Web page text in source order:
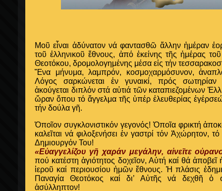
Μοῦ εἶναι ἀδύνατον νά φαντασθῶ ἄλλην ἡμέραν
τοῦ ἑλληνικοῦ ἔθνους, ἀπό ἐκείνης τῆς ἡμέρας
Θεοτόκου, δρομολογημένης μέσα εἰς τήν
Ἕνα μήνυμα, λαμπρόν, κοσμοχαρμόσυνον,
Λόγος σαρκώνεται ἐν γυναικί, πρός
ἀκούγεται διπλόν στά αὐτιά τῶν καταπιεζομένων
ὥραν ὅπου τό ἄγγελμα τῆς ὑπέρ ἐλευθερίας
τήν δούλα γῆ.
Ὁποῖον συγκλονιστικόν γεγονός! Ὁποῖα φρικτή
καλεῖται νά φιλοξενήσει ἐν γαστρί τόν Ἀχώρητον,
Δημιουργόν Του!
«Εὐαγγελίζου γῆ χαράν μεγάλην, αἰνεῖτε
πού κατέστη ἁγιότητος δοχεῖον, Αὐτή καί θά ἀποβεῖ
ἱεροῦ καί περιουσίου ἡμῶν ἔθνους. Ἡ πλάσις
Παναγία Θεοτόκος καί δι’ Αὐτῆς νά δεχθῆ ὁ
ἀσύλληπτον!